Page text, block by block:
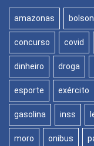
amazonas
concurso covid
dinheiro droga
esporte exército
gasolina inss
moro onibus